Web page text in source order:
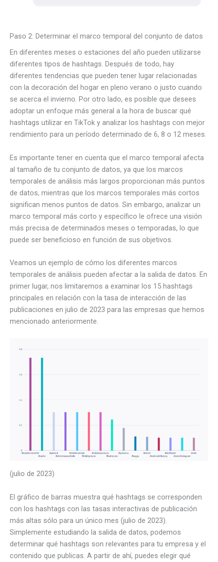
Paso 2: Determinar el marco temporal del conjunto de datos
En diferentes meses o estaciones del año pueden utilizarse
diferentes tipos de hashtags. Después de todo, hay
diferentes tendencias que pueden tener lugar relacionadas
con la decoración del hogar en pleno verano o justo cuando
se acerca el invierno. Por otro lado, es posible que desees
adoptar un enfoque más general a la hora de buscar qué
hashtags utilizar en TikTok y analizar los hashtags con mejor
rendimiento para un período determinado de 6, 8 o 12 meses.
Es importante tener en cuenta que el marco temporal afecta
al tamaño de tu conjunto de datos, ya que los marcos
temporales de análisis más largos proporcionan más puntos
de datos, mientras que los marcos temporales más cortos
significan menos puntos de datos. Sin embargo, analizar un
marco temporal más corto y específico le ofrece una visión
más precisa de determinados meses o temporadas, lo que
puede ser beneficioso en función de sus objetivos.
Veamos un ejemplo de cómo los diferentes marcos
temporales de análisis pueden afectar a la salida de datos. En
primer lugar, nos limitaremos a examinar los 15 hashtags
principales en relación con la tasa de interacción de las
publicaciones en julio de 2023 para las empresas que hemos
mencionado anteriormente.
(julio de 2023)
El gráfico de barras muestra qué hashtags se corresponden
con los hashtags con las tasas interactivas de publicación
más altas sólo para un único mes (julio de 2023).
Simplemente estudiando la salida de datos, podemos
determinar qué hashtags son relevantes para tu empresa y el
contenido que publicas. A partir de ahí, puedes elegir qué